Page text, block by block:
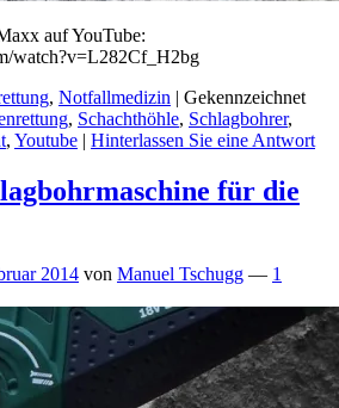
auf YouTube:
watch?v=L282Cf_H2bg
, Notfallmedizin | Gekennzeichnet
, Schachthöhle, Schlagbohrer,
, Youtube | Hinterlassen Sie eine Antwort
für die
2014 von Manuel Tschugg — 1